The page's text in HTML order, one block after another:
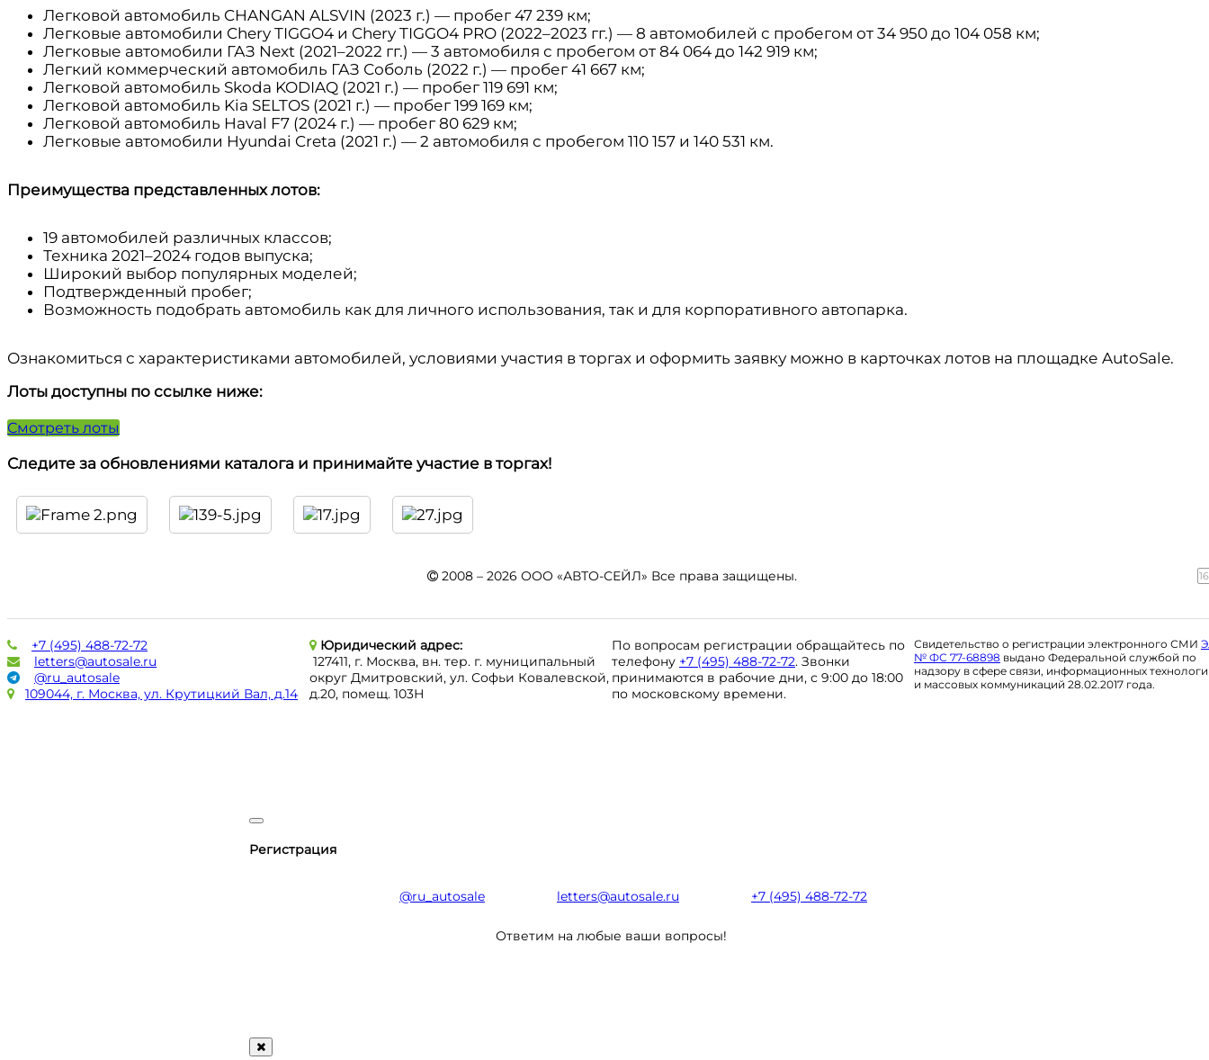
Легковой автомобиль CHANGAN ALSVIN (2023 г.) — пробег 47 239 км;
Легковые автомобили Chery TIGGO4 и Chery TIGGO4 PRO (2022–2023 гг.) — 8 автомобилей с пробегом от 34 950 до 104 058 км;
Легковые автомобили ГАЗ Next (2021–2022 гг.) — 3 автомобиля с пробегом от 84 064 до 142 919 км;
Легкий коммерческий автомобиль ГАЗ Соболь (2022 г.) — пробег 41 667 км;
Легковой автомобиль Skoda KODIAQ (2021 г.) — пробег 119 691 км;
Легковой автомобиль Kia SELTOS (2021 г.) — пробег 199 169 км;
Легковой автомобиль Haval F7 (2024 г.) — пробег 80 629 км;
Легковые автомобили Hyundai Creta (2021 г.) — 2 автомобиля с пробегом 110 157 и 140 531 км.
Преимущества представленных лотов:
19 автомобилей различных классов;
Техника 2021–2024 годов выпуска;
Широкий выбор популярных моделей;
Подтвержденный пробег;
Возможность подобрать автомобиль как для личного использования, так и для корпоративного автопарка.
Ознакомиться с характеристиками автомобилей, условиями участия в торгах и оформить заявку можно в карточках лотов на площадке AutoSale.
Лоты доступны по ссылке ниже:
Смотреть лоты
Следите за обновлениями каталога и принимайте участие в торгах!
2008 – 2026 ООО «АВТО-СЕЙЛ» Все права защищены.
+7 (495) 488-72-72
letters@autosale.ru
@ru_autosale
109044, г. Москва, ул. Крутицкий Вал, д.14
Юридический адрес:
127411, г. Москва, вн. тер. г. муниципальный
округ Дмитровский, ул. Софьи Ковалевской,
д.20, помещ. 103Н
По вопросам регистрации обращайтесь по
телефону +7 (495) 488-72-72. Звонки
принимаются в рабочие дни, с 9:00 до 18:00
по московскому времени.
Свидетельство о регистрации электронного СМИ
№ ФС 77-68898 выдано Федеральной службой по
надзору в сфере связи, информационных
и массовых коммуникаций 28.02.2017 года.
Регистрация
@ru_autosale letters@autosale.ru +7 (495) 488-72-72
Ответим на любые ваши вопросы!